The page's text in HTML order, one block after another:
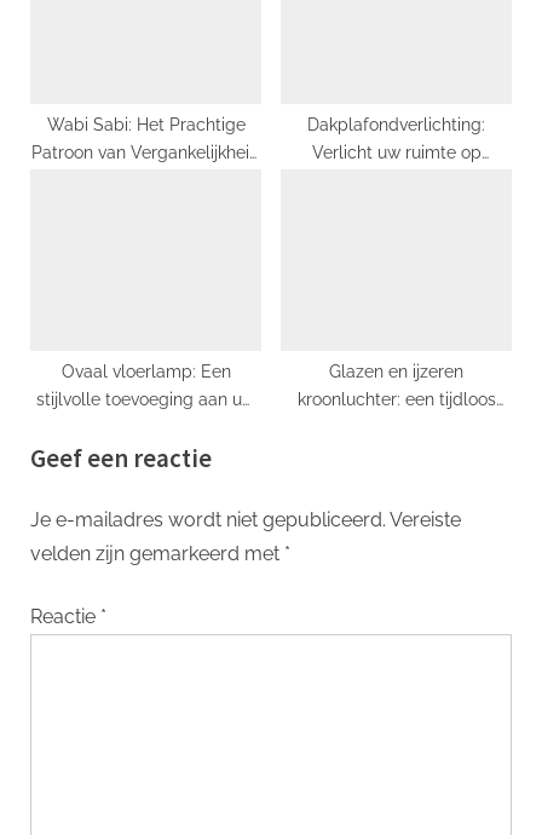
Wabi Sabi: Het Prachtige
Patroon van Vergankelijkheid
Dakplafondverlichting:
Verlicht uw ruimte op
Ovaal vloerlamp: Een
stijlvolle toevoeging aan uw
Glazen en ijzeren
kroonluchter: een tijdloos
Geef een reactie
Je e-mailadres wordt niet gepubliceerd. Vereiste
velden zijn gemarkeerd met *
Reactie *